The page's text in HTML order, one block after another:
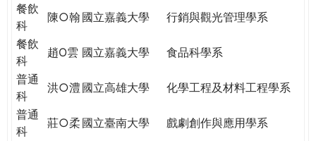
餐飲
科
陳○翰 國立嘉義大學
行銷與觀光管理學系
餐飲
科
趙O雲 國立嘉義大學
食品科學系
普通
科
洪○澧 國立高雄大學
化學工程及材料工程學系
普通
科
莊○柔 國立臺南大學
戲劇創作與應用學系